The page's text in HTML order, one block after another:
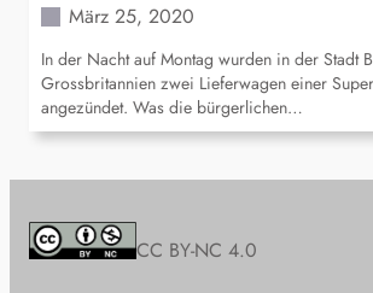
März 25, 2020
In der Nacht auf Montag wurden in der Stadt
Grossbritannien zwei Lieferwagen einer
angezündet. Was die bürgerlichen…
CC BY-NC 4.0